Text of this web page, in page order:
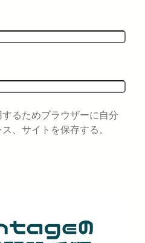
るためブラウザーに自分
、サイトを保存する。